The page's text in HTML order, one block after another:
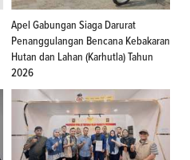
Apel Gabungan Siaga Darurat
Penanggulangan Bencana Kebakaran
Hutan dan Lahan (Karhutla) Tahun
2026